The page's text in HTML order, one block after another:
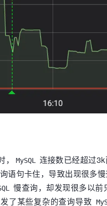
MySQL
连接数已经超过
语句卡住，导致出现很多
慢查询，却发现很多以
了某些复杂的查询导致